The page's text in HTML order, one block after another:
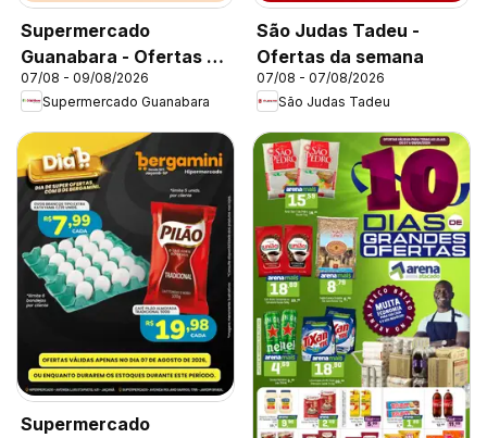
Supermercado
Guanabara - Ofertas da
semana
07/08 - 09/08/2026
Supermercado Guanabara
São Judas Tadeu -
Ofertas da semana
07/08 - 07/08/2026
São Judas Tadeu
Supermercado